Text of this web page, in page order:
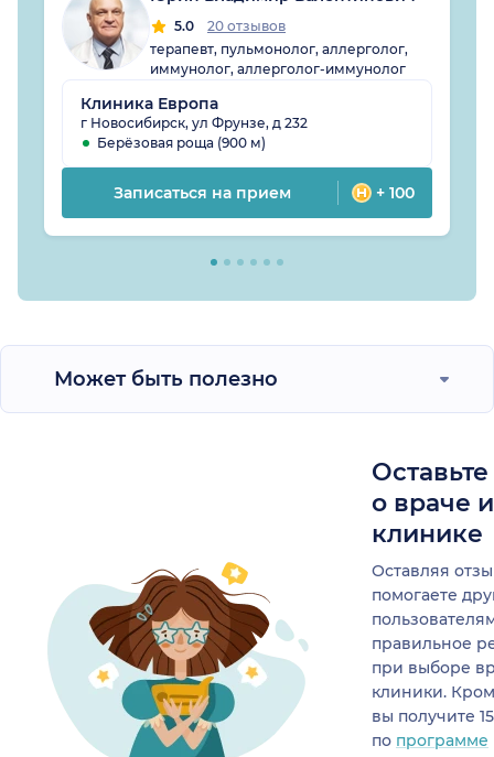
5.0
20 отзывов
терапевт, пульмонолог, аллерголог,
иммунолог, аллерголог-иммунолог
Клиника Европа
г Новосибирск, ул Фрунзе, д 232
Берёзовая роща (900 м)
Записаться на прием + 100
Может быть полезно
о враче
клинике
Оставляя
помогаете
правильное
при выборе
клиники.
вы получите
по программе